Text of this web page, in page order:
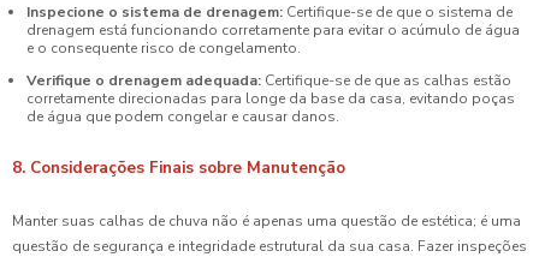
Inspecione o sistema de drenagem: Certifique-se de que o sistema de
drenagem está funcionando corretamente para evitar o acúmulo de água
e o consequente risco de congelamento.
Verifique o drenagem adequada: Certifique-se de que as calhas estão
corretamente direcionadas para longe da base da casa, evitando poças
de água que podem congelar e causar danos.
8. Considerações Finais sobre Manutenção
Manter suas calhas de chuva não é apenas uma questão de estética; é uma
questão de segurança e integridade estrutural da sua casa. Fazer inspeções